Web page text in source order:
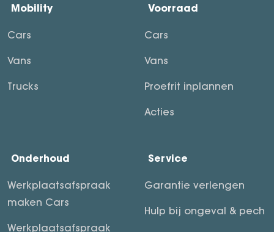
Mobility
Cars
Vans
Trucks
Voorraad
Cars
Vans
Proefrit inplannen
Acties
Onderhoud
Werkplaatsafspraak
maken Cars
Werkplaatsafspraak
Service
Garantie verlengen
Hulp bij ongeval & pech